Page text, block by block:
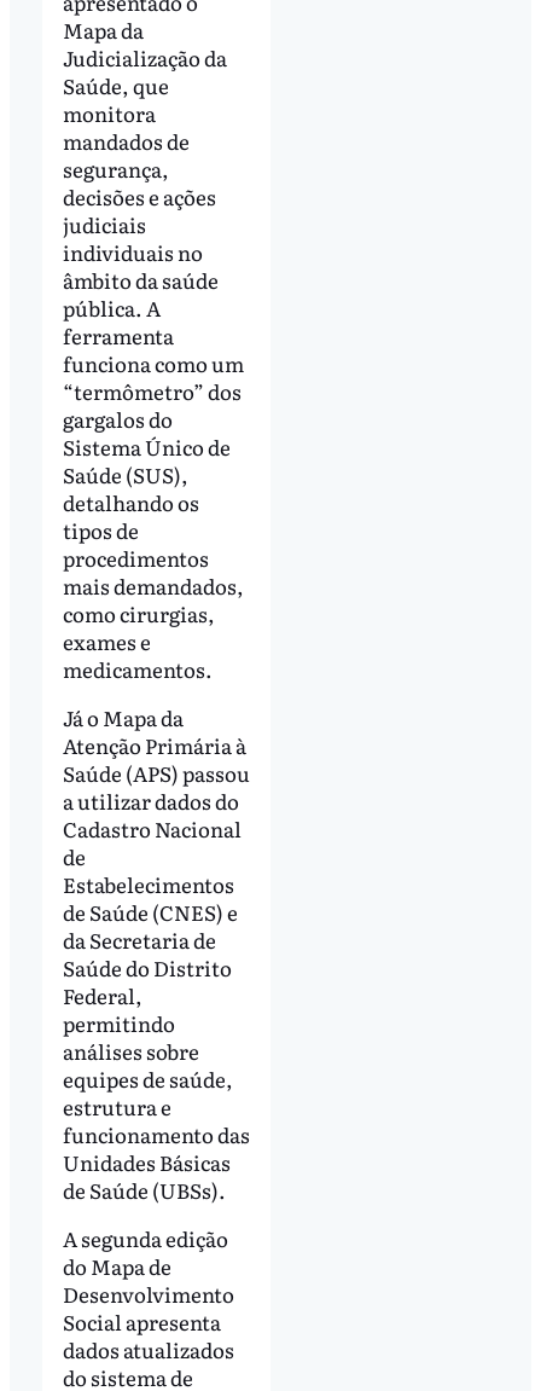
Mapa da
Judicialização da
Saúde, que
monitora
mandados de
segurança,
decisões e ações
judiciais
individuais no
âmbito da saúde
pública. A
ferramenta
funciona como um
“termômetro” dos
gargalos do
Sistema Único de
Saúde (SUS),
detalhando os
tipos de
procedimentos
mais demandados,
como cirurgias,
exames e
medicamentos.
Já o Mapa da
Atenção Primária à
Saúde (APS) passou
a utilizar dados do
Cadastro Nacional
de
Estabelecimentos
de Saúde (CNES) e
da Secretaria de
Saúde do Distrito
Federal,
permitindo
análises sobre
equipes de saúde,
estrutura e
funcionamento das
Unidades Básicas
de Saúde (UBSs).
A segunda edição
do Mapa de
Desenvolvimento
Social apresenta
dados atualizados
do sistema de